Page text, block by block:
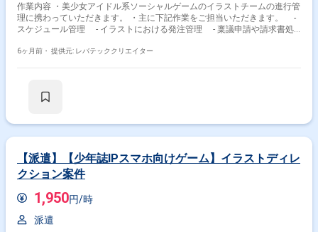
作業内容 ・美少女アイドル系ソーシャルゲームのイラストチームの進行管
理に携わっていただきます。 ・主に下記作業をご担当いただきます。 -
スケジュール管理 - イラストにおける発注管理 - 稟議申請や請求書処
6ヶ月前・ 提供元: レバテッククリエイター
【派遣】【少年誌IPスマホ向けゲーム】イラストディレ
クション案件
1,950円/時
派遣